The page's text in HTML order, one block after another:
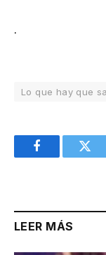
.
Lo que hay que
Facebook
LEER MÁS